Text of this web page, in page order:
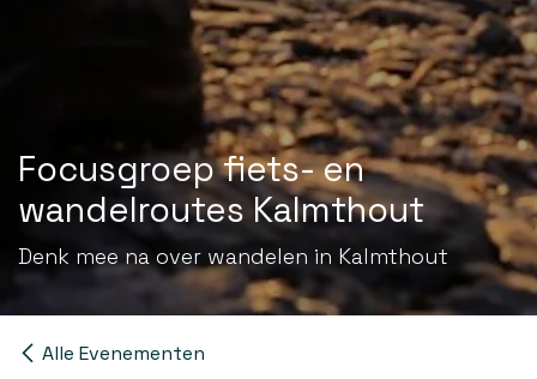
Focusgroep fiets- en
wandelroutes Kalmthout
Denk mee na over wandelen in Kalmthout
Alle Evenementen